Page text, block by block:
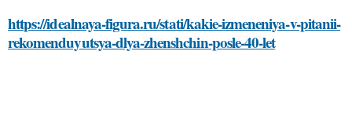
https://idealnaya-figura.ru/stati/kakie-izmeneniya-v-pitanii-
rekomenduyutsya-dlya-zhenshchin-posle-40-let